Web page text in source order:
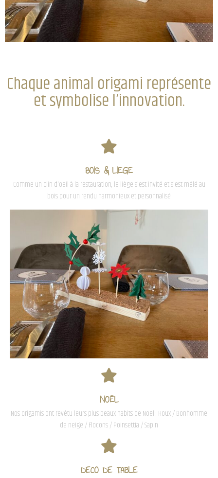
Chaque animal origami représente
et symbolise l’innovation.
BOIS & LIEGE
Comme un clin d'oeil à la restauration, le liège s'est invité et s'est mêlé au
bois pour un rendu harmonieux et personnalisé
NOËL
Nos origamis ont revêtu leurs plus beaux habits de Noël : Houx / Bonhomme
de neige / Flocons / Poinsettia / Sapin
DECO DE TABLE